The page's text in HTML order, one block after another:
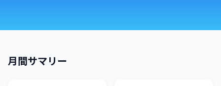
月間サマリー